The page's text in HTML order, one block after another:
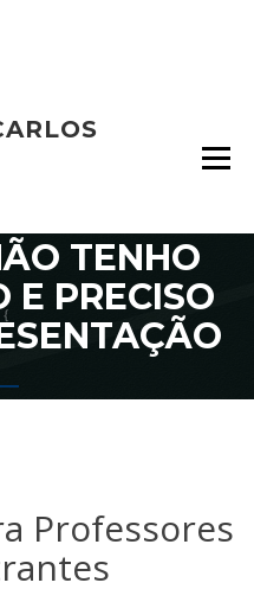
TENHO
E PRECISO
Professores